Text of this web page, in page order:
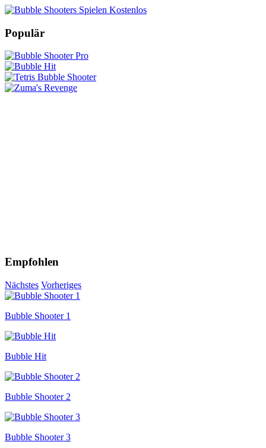
Populär
Empfohlen
Nächstes Vorheriges
Bubble Shooter 1
Bubble Hit
Bubble Shooter 2
Bubble Shooter 3